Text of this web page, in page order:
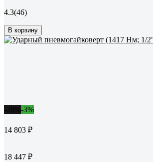
4.3(46)
В корзину
-3%
14 803 ₽
18 447 ₽